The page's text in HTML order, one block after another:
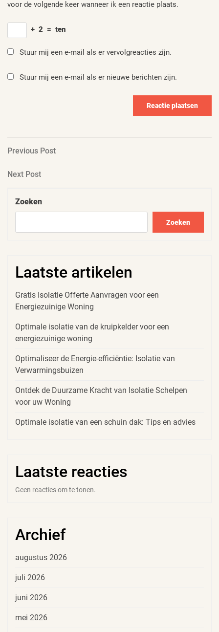
voor de volgende keer wanneer ik een reactie plaats.
+ 2 = ten
Stuur mij een e-mail als er vervolgreacties zijn.
Stuur mij een e-mail als er nieuwe berichten zijn.
Berichtnavigatie
Previous
Previous Post
Next
Next Post
Zoeken
Zoeken
Laatste artikelen
Gratis Isolatie Offerte Aanvragen voor een
Energiezuinige Woning
Optimale isolatie van de kruipkelder voor een
energiezuinige woning
Optimaliseer de Energie-efficiëntie: Isolatie van
Verwarmingsbuizen
Ontdek de Duurzame Kracht van Isolatie Schelpen
voor uw Woning
Optimale isolatie van een schuin dak: Tips en advies
Laatste reacties
Geen reacties om te tonen.
Archief
augustus 2026
juli 2026
juni 2026
mei 2026